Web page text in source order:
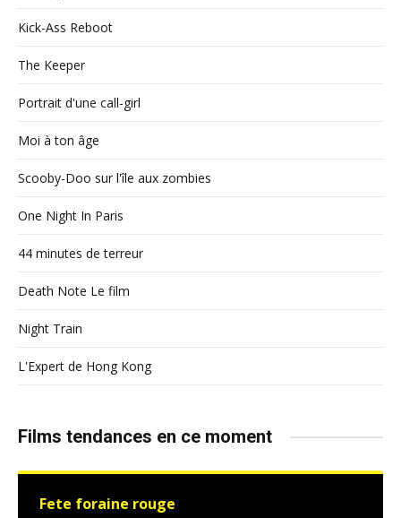
Kick-Ass Reboot
The Keeper
Portrait d'une call-girl
Moi à ton âge
Scooby-Doo sur l'île aux zombies
One Night In Paris
44 minutes de terreur
Death Note Le film
Night Train
L'Expert de Hong Kong
Films tendances en ce moment
Fete foraine rouge